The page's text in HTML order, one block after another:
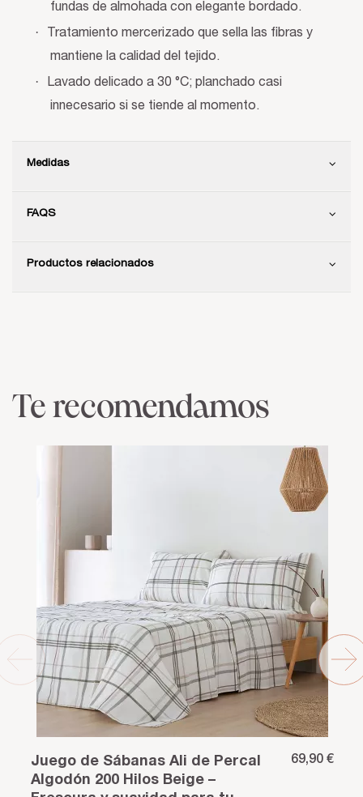
fundas de almohada con elegante bordado.
·
Tratamiento mercerizado que sella las fibras y
mantiene la calidad del tejido.
·
Lavado delicado a 30 °C; planchado casi
innecesario si se tiende al momento.
Medidas
FAQS
Productos relacionados
Te recomendamos
Juego de Sábanas Ali de Percal
Algodón 200 Hilos Beige –
69,90 €